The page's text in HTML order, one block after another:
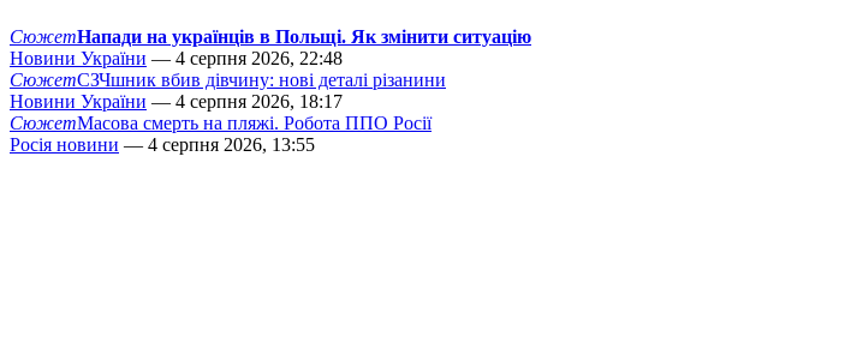
СюжетНапади на українців в Польщі. Як змінити ситуацію
Новини України — 4 серпня 2026, 22:48
СюжетСЗЧшник вбив дівчину: нові деталі різанини
Новини України — 4 серпня 2026, 18:17
СюжетМасова смерть на пляжі. Робота ППО Росії
Росія новини — 4 серпня 2026, 13:55